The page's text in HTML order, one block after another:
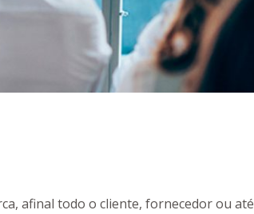
afinal todo o cliente, fornecedor ou até